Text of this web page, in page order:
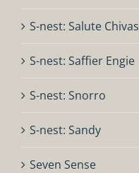
S-nest: Salute Chivas
S-nest: Saffier Engie
S-nest: Snorro
S-nest: Sandy
Seven Sense